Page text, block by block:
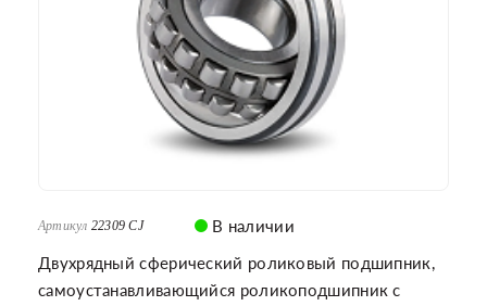
Артикул 22309 CJ
В наличии
Двухрядный сферический роликовый подшипник,
самоустанавливающийся роликоподшипник с